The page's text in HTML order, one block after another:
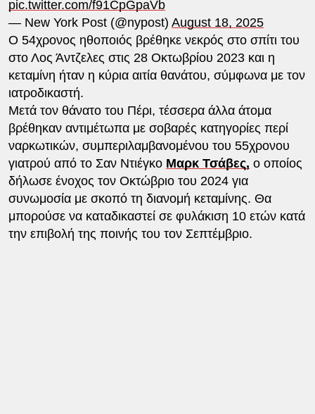
pic.twitter.com/f91CpGpaVb
— New York Post (@nypost) August 18, 2025
Ο 54χρονος ηθοποιός βρέθηκε νεκρός στο σπίτι του
στο Λος Άντζελες στις 28 Οκτωβρίου 2023 και η
κεταμίνη ήταν η κύρια αιτία θανάτου, σύμφωνα με τον
ιατροδικαστή.
Μετά τον θάνατο του Πέρι, τέσσερα άλλα άτομα
βρέθηκαν αντιμέτωπα με σοβαρές κατηγορίες περί
ναρκωτικών, συμπεριλαμβανομένου του 55χρονου
γιατρού από το Σαν Ντιέγκο Μαρκ Τσάβες, ο οποίος
δήλωσε ένοχος τον Οκτώβριο του 2024 για
συνωμοσία με σκοπό τη διανομή κεταμίνης. Θα
μπορούσε να καταδικαστεί σε φυλάκιση 10 ετών κατά
την επιβολή της ποινής του τον Σεπτέμβριο.